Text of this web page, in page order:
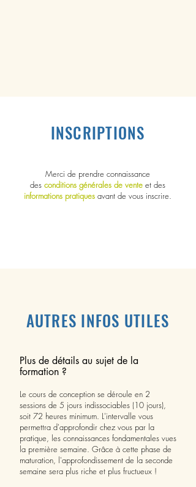
INSCRIPTIONS
Merci de prendre connaissance
des conditions générales de vente et des
informations pratiques avant de vous inscrire.
AUTRES INFOS UTILES
Plus de détails au sujet de la
formation ?
Le cours de conception se déroule en 2
sessions de 5 jours indissociables (10 jours),
soit 72 heures minimum. L'intervalle vous
permettra d'approfondir chez vous par la
pratique, les connaissances fondamentales vues
la première semaine. Grâce à cette phase de
maturation, l'approfondissement de la seconde
semaine sera plus riche et plus fructueux !